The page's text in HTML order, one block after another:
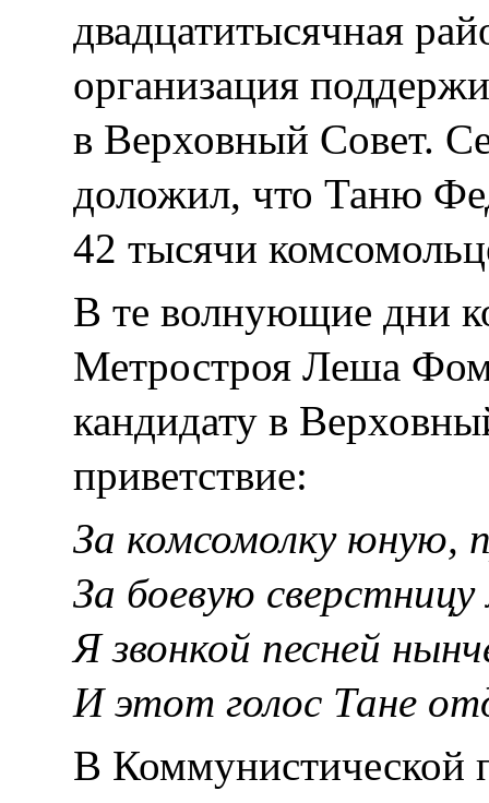
двадцатитысячная
организация
в Верховный Совет.
доложил, что Таню
42 тысячи
В те волнующие дни
Метростроя Леша
кандидату в
приветствие:
За комсомолку юную,
За боевую
Я звонкой песней
И этот голос Тане
В Коммунистической